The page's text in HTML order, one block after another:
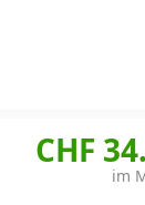
CHF
im